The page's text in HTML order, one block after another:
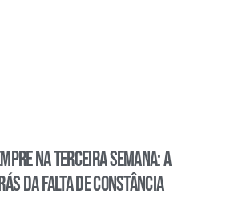
na terceira semana: a
da falta de constância